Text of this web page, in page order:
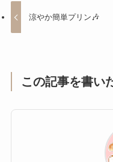
涼やか簡単プリン🎶
この記事を書い